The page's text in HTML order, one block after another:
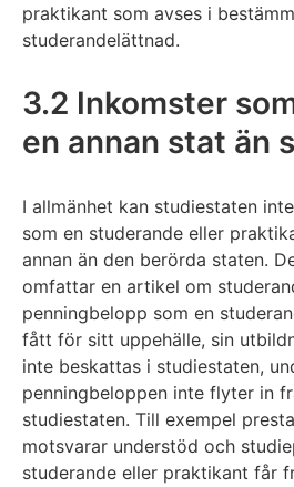
praktikant som avses i
studerandelättnad.
3.2 Inkomster
en annan stat än
I allmänhet kan studiestaten
som en studerande eller
annan än den berörda staten.
omfattar en artikel om
penningbelopp som en
fått för sitt uppehälle, sin
inte beskattas i studiestaten,
penningbeloppen inte flyter in
studiestaten. Till exempel
motsvarar understöd och
studerande eller praktikant får